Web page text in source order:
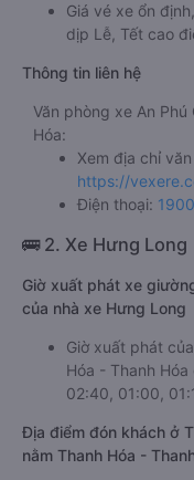
Giá vé xe ổn
dịp Lễ, Tết cao
Thông tin liên hệ
Văn phòng xe An
Hóa:
Xem địa chỉ
https://
Điện thoại:
🚌 2. Xe Hưng Long
Giờ xuất phát xe
của nhà xe Hưng Long
Giờ xuất phát
Hóa - Thanh
02:40, 01:00,
Địa điểm đón khách ở
nằm Thanh Hóa -